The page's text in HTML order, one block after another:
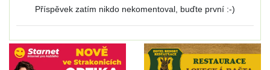
Příspěvek zatím nikdo nekomentoval, buďte první :-)